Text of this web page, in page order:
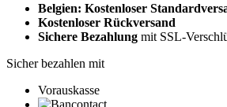
Belgien: Kostenloser
Kostenloser Rückversand
Sichere Bezahlung mit SSL-
Sicher bezahlen mit
Vorauskasse